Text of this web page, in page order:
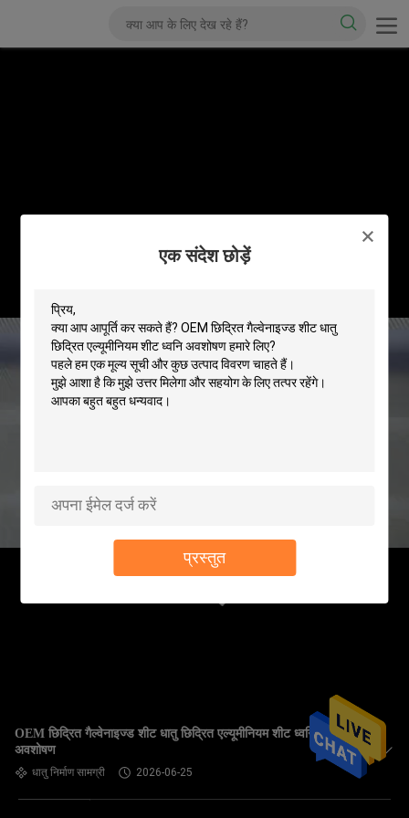
एक संदेश छोड़ें
प्रस्तुत
OEM छिद्रित गैल्वेनाइज्ड शीट धातु छिद्रित एल्यूमीनियम शीट ध्वनि
अवशोषण
धातु निर्माण सामग्री 2026-06-25